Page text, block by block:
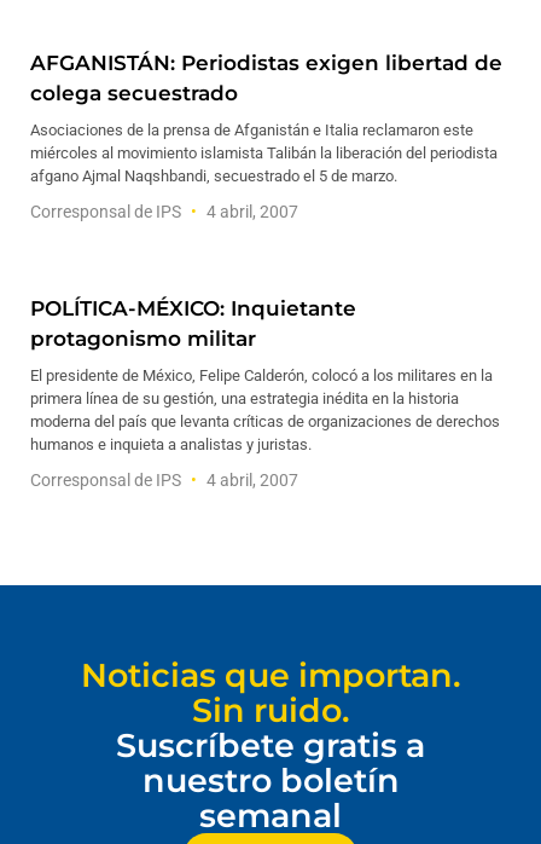
AFGANISTÁN: Periodistas exigen libertad de
colega secuestrado
Asociaciones de la prensa de Afganistán e Italia reclamaron este
miércoles al movimiento islamista Talibán la liberación del periodista
afgano Ajmal Naqshbandi, secuestrado el 5 de marzo.
Corresponsal de IPS 4 abril, 2007
POLÍTICA-MÉXICO: Inquietante
protagonismo militar
El presidente de México, Felipe Calderón, colocó a los militares en la
primera línea de su gestión, una estrategia inédita en la historia
moderna del país que levanta críticas de organizaciones de derechos
humanos e inquieta a analistas y juristas.
Corresponsal de IPS 4 abril, 2007
Noticias que importan.
Sin ruido.
Suscríbete gratis a
nuestro boletín
semanal